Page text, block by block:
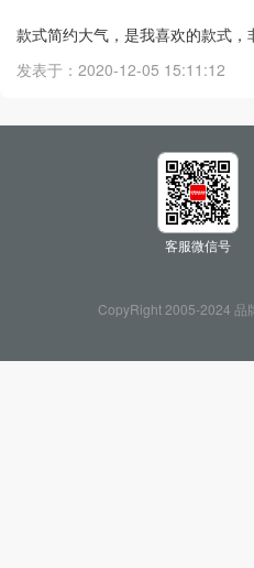
款式简约大气，是我喜欢的款式，
发表于：2020-12-05 15:11:12
客服微信号
CopyRight 2005-2024 品